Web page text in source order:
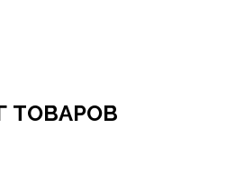
ТОВАРОВ